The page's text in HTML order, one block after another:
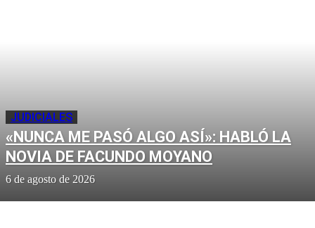
JUDICIALES
«NUNCA ME PASÓ ALGO ASÍ»: HABLÓ LA
NOVIA DE FACUNDO MOYANO
6 de agosto de 2026